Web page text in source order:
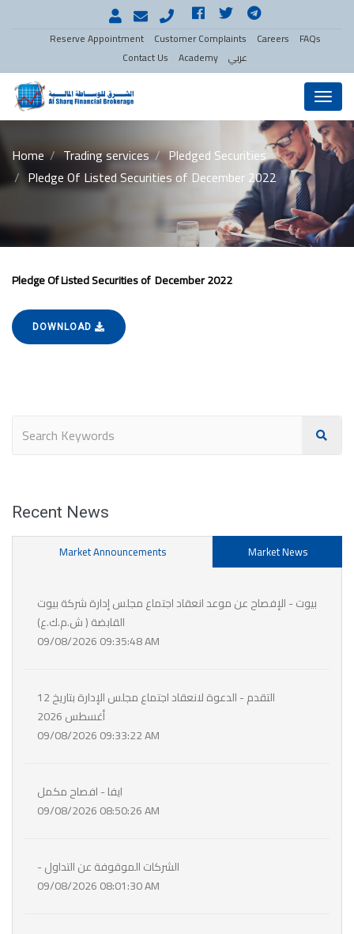
Reserve Appointment Customer Complaints Careers
FAQs
Contact Us
Academy عربي
Menu
Home Trading services
Pledged Securities
Pledge Of Listed Securities of December 2022
Pledge Of Listed Securities of December 2022
DOWNLOAD
Recent News
Market Announcements Market News
بيوت - الإفصاح عن موعد انعقاد اجتماع مجلس إدارة شركة بيوت
القابضة ( ش.م.ك.ع)
09/08/2026 09:35:48 AM
التقدم - الدعوة لانعقاد اجتماع مجلس الإدارة بتاريخ 12
أغسطس 2026
09/08/2026 09:33:22 AM
ايفا - افصاح مكمل
09/08/2026 08:50:26 AM
- الشركات الموقوفة عن التداول
09/08/2026 08:01:30 AM